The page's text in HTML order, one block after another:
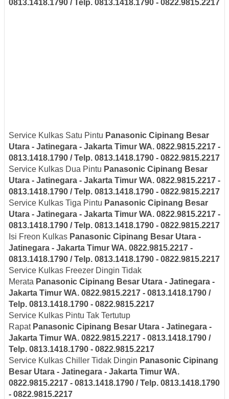
0813.1418.1790 / Telp. 0813.1418.1790 - 0822.9815.2217
Service Kulkas Satu Pintu Panasonic Cipinang Besar
Utara - Jatinegara - Jakarta Timur WA. 0822.9815.2217 -
0813.1418.1790 / Telp. 0813.1418.1790 - 0822.9815.2217
Service Kulkas Dua Pintu Panasonic Cipinang Besar
Utara - Jatinegara - Jakarta Timur WA. 0822.9815.2217 -
0813.1418.1790 / Telp. 0813.1418.1790 - 0822.9815.2217
Service Kulkas Tiga Pintu Panasonic Cipinang Besar
Utara - Jatinegara - Jakarta Timur WA. 0822.9815.2217 -
0813.1418.1790 / Telp. 0813.1418.1790 - 0822.9815.2217
Isi Freon Kulkas Panasonic Cipinang Besar Utara -
Jatinegara - Jakarta Timur WA. 0822.9815.2217 -
0813.1418.1790 / Telp. 0813.1418.1790 - 0822.9815.2217
Service Kulkas Freezer Dingin Tidak
Merata Panasonic Cipinang Besar Utara - Jatinegara -
Jakarta Timur WA. 0822.9815.2217 - 0813.1418.1790 /
Telp. 0813.1418.1790 - 0822.9815.2217
Service Kulkas Pintu Tak Tertutup
Rapat Panasonic Cipinang Besar Utara - Jatinegara -
Jakarta Timur WA. 0822.9815.2217 - 0813.1418.1790 /
Telp. 0813.1418.1790 - 0822.9815.2217
Service Kulkas Chiller Tidak Dingin Panasonic Cipinang
Besar Utara - Jatinegara - Jakarta Timur WA.
0822.9815.2217 - 0813.1418.1790 / Telp. 0813.1418.1790
- 0822.9815.2217